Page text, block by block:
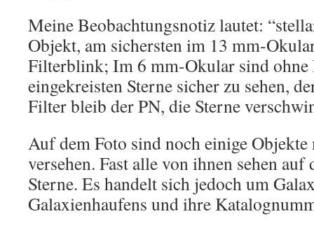
Meine Beobachtungsnotiz lautet:
Objekt, am sichersten im 13 mm-
Filterblink; Im 6 mm-Okular sind
eingekreisten Sterne sicher zu sehen,
Filter bleib der PN, die Sterne
Auf dem Foto sind noch einige
versehen. Fast alle von ihnen sehen auf
Sterne. Es handelt sich jedoch um
Galaxienhaufens und ihre